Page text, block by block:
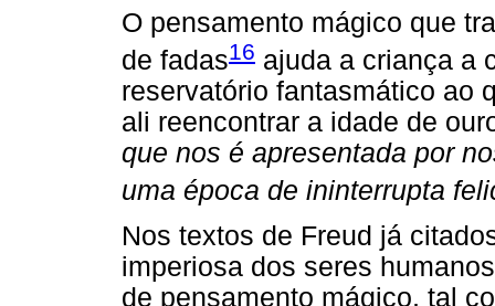
O pensamento mágico que
de fadas16 ajuda a criança a
reservatório fantasmático ao
ali reencontrar a idade de
que nos é apresentada por
uma época de ininterrupta
Nos textos de Freud já
imperiosa dos seres
de pensamento mágico, tal